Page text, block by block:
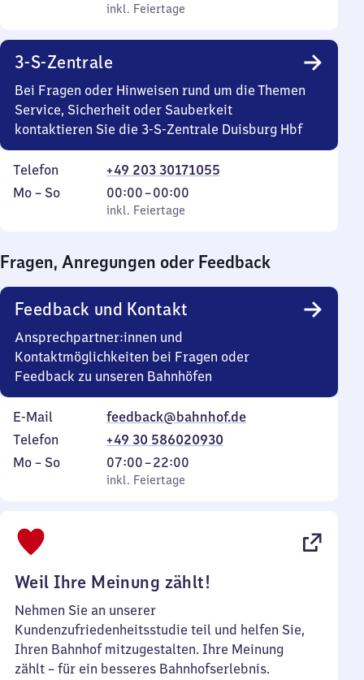
inkl. Feiertage
8
20
Uhr
inkl. Feiertage
3-S-Zentrale
Bei Fragen oder Hinweisen rund um die Themen
Service, Sicherheit oder Sauberkeit
kontaktieren Sie die 3-S-Zentrale Duisburg Hbf
Telefon
+49 203 30171055
Montag
Mo – So,
inkl. Feiertage
00:00–00:00
Von
0
0
Uhr
inkl. Feiertage
Fragen, Anregungen oder Feedback
Feedback und Kontakt
Ansprechpartner:innen und
Kontaktmöglichkeiten bei Fragen oder
Feedback zu unseren Bahnhöfen
E-Mail
feedback@bahnhof.de
Telefon
+49 30 586020930
Montag
Mo – So,
inkl. Feiertage
07:00–22:00
Von
7
inkl. Feiertage
Weil Ihre Meinung zählt!
Nehmen Sie an unserer
Kundenzufriedenheitsstudie teil und helfen Sie,
Ihren Bahnhof mitzugestalten. Ihre Meinung
zählt – für ein besseres Bahnhofserlebnis.